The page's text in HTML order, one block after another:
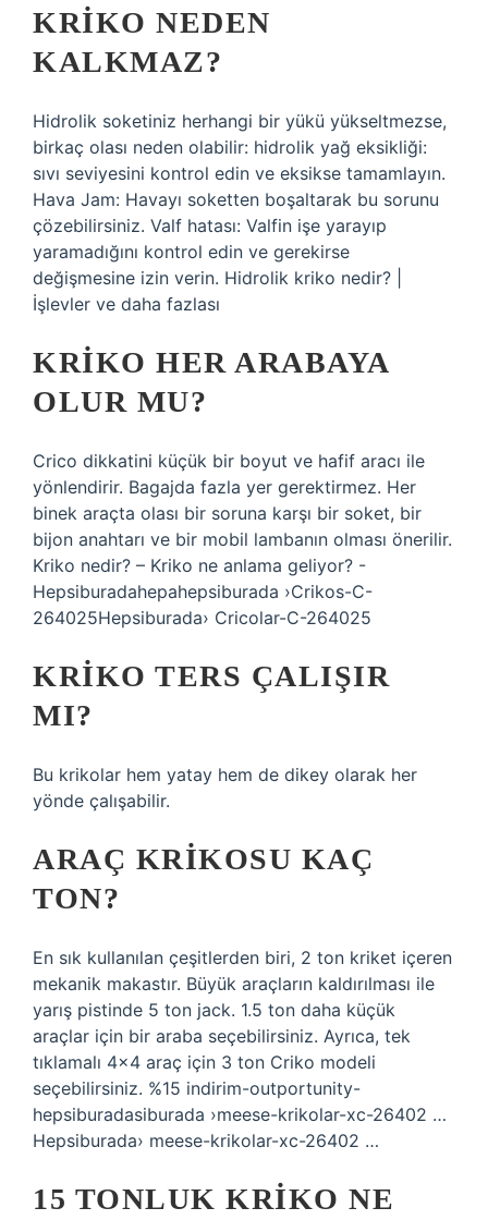
KRIKO NEDEN
KALKMAZ?
Hidrolik soketiniz herhangi bir yükü yükseltmezse,
birkaç olası neden olabilir: hidrolik yağ eksikliği:
sıvı seviyesini kontrol edin ve eksikse tamamlayın.
Hava Jam: Havayı soketten boşaltarak bu sorunu
çözebilirsiniz. Valf hatası: Valfin işe yarayıp
yaramadığını kontrol edin ve gerekirse
değişmesine izin verin. Hidrolik kriko nedir? |
İşlevler ve daha fazlası
KRIKO HER ARABAYA
OLUR MU?
Crico dikkatini küçük bir boyut ve hafif aracı ile
yönlendirir. Bagajda fazla yer gerektirmez. Her
binek araçta olası bir soruna karşı bir soket, bir
bijon anahtarı ve bir mobil lambanın olması önerilir.
Kriko nedir? – Kriko ne anlama geliyor? -
Hepsiburadahepahepsiburada ›Crikos-C-
264025Hepsiburada› Cricolar-C-264025
KRIKO TERS ÇALIŞIR
MI?
Bu krikolar hem yatay hem de dikey olarak her
yönde çalışabilir.
ARAÇ KRIKOSU KAÇ
TON?
En sık kullanılan çeşitlerden biri, 2 ton kriket içeren
mekanik makastır. Büyük araçların kaldırılması ile
yarış pistinde 5 ton jack. 1.5 ton daha küçük
araçlar için bir araba seçebilirsiniz. Ayrıca, tek
tıklamalı 4×4 araç için 3 ton Criko modeli
seçebilirsiniz. %15 indirim-outportunity-
hepsiburadasiburada ›meese-krikolar-xc-26402 …
Hepsiburada› meese-krikolar-xc-26402 …
15 TONLUK KRIKO NE